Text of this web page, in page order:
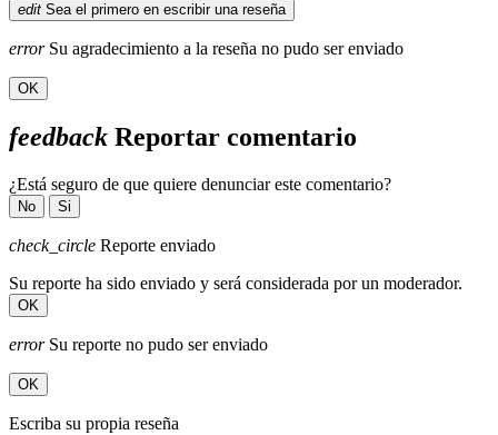
edit Sea el primero en escribir una reseña
errorSu agradecimiento a la reseña no pudo ser enviado
OK
feedback Reportar comentario
¿Está seguro de que quiere denunciar este comentario?
No Si
check_circle Reporte enviado
Su reporte ha sido enviado y será considerada por un moderador.
OK
errorSu reporte no pudo ser enviado
OK
Escriba su propia reseña